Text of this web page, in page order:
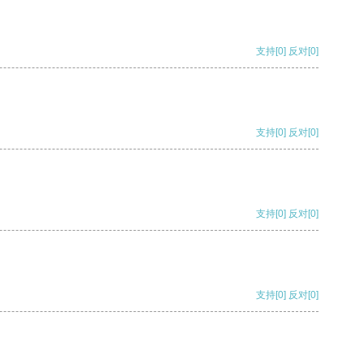
支持[0] 反对[0]
支持[0] 反对[0]
支持[0] 反对[0]
支持[0] 反对[0]